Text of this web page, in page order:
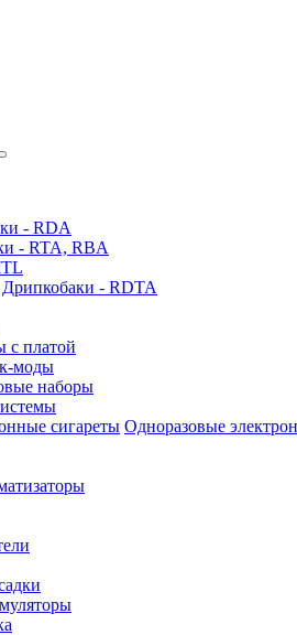
- RDA
- RTA, RBA
Дрипкобаки - RDTA
с платой
моды
наборы
Одноразовые